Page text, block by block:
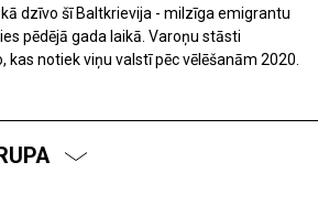
dzīvo šī Baltkrievija - milzīga emigrantu
pēdējā gada laikā. Varoņu stāsti
kas notiek viņu valstī pēc vēlēšanām 2020.